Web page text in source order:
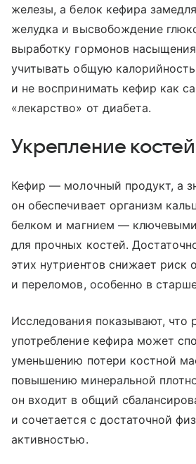
железы, а белок кефира
желудка и высвобождение
выработку гормонов
учитывать общую
и не воспринимать кефир как
«лекарство» от диабета.
Укрепление костей
Кефир — молочный продукт, а
он обеспечивает организм
белком и магнием —
для прочных костей.
этих нутриентов снижает риск
и переломов, особенно в
Исследования показывают, что
употребление кефира может
уменьшению потери костной
повышению минеральной
он входит в общий
и сочетается с достаточной
активностью.